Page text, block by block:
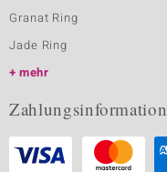
Granat Ring
Jade Ring
mehr
Zahlungsinformation